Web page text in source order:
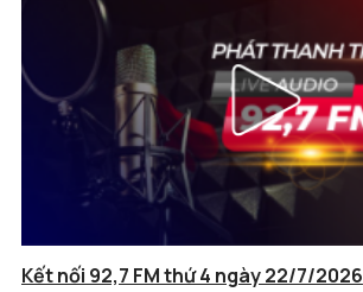
Kết nối 92,7 FM thứ 4 ngày 22/7/2026